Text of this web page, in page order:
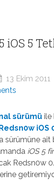
iOS 5
13 Ekim 2011
sürümü ile
Redsn0w iOS
sürümüne ait
iOS 5
Redsn0w